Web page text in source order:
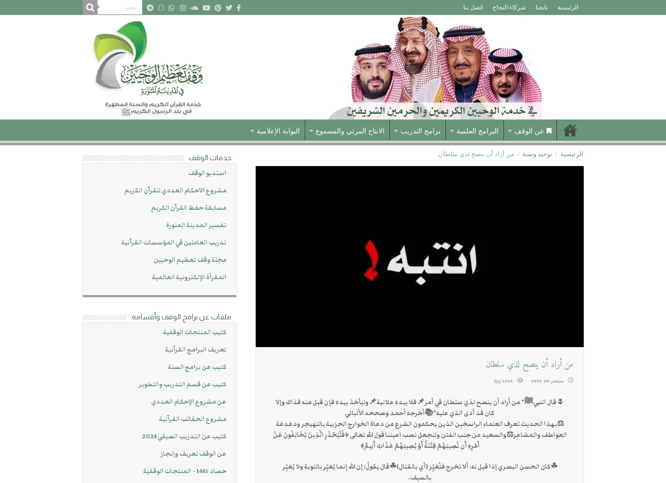
الرئيسية تابعنا شركاء النجاح اتصل بنا
عن الوقف البرامج العلمية برامج التدريب الانتاج المرئي والمسموع البوابة الإعلامية
الرئيسية / توحيد وسنة / من أراد أن ينصح لذي سلطان
من أراد أن ينصح لذي سلطان
سبتمبر 28, 2020 1,305 زيارة
🌷قال النبيﷺ” من أراد أن ينصح لذي سلطان في أمر📌فلا يبده علانية📌وليأخذ بيده فإن قبل منه فذاك وإلا
كان قد أدى الذي عليه”📚أخرجه أحمد وصححه الألباني
⚖️بهذا الحديث تعرف العلماء الراسخين الذين يحكمون الشرع من دعاة الخوارج الحزبية بالتهيجر ودغدغة
العواطف والمشاعر⚖️والسعيد من جنب الفتن ولنجعل نصب اعيننا قول الله تعالى ﴿فَلْيَحْذَرِ الَّذِينَ يُخَالِفُونَ عَنْ
أَمْرِهِ أَن تُصِيبَهُمْ فِتْنَةٌ أَوْ يُصِيبَهُمْ عَذَابٌ أَلِيمٌ﴾
☘كان الحسن البصري إذا قيل له: ألا تخرج فتُغيِّر (أي بالقتال)☘قال يقولُ: إن الله إنما يُغيِّر بالتوبة ولا يُغيِّر
بالسيف.
خدمات الوقف
استديو الوقف
مشروع الاحكام العددي للقرآن الكريم
مسابقة حفظ القرآن الكريم
تفسير المدينة المنورة
تدريب العاملين في المؤسسات القرآنية
مجلة وقف تعظيم الوحيين
المقرأة الإلكترونية العالمية
ملفات عن برامج الوقف وأقسامه
كتيب المنتجات الوقفية
تعريف البرامج القرآنية
كتيب عن برامج السنة
كتيب عن قسم التدريب والتطوير
عن مشروع الإحكام العددي
مشروع الحقائب القرآنية
كتيب عن التدريب الصيفي 2024
عن الوقف تعريف وإنجاز
حصاد 1445 - المنتجات الوقفية